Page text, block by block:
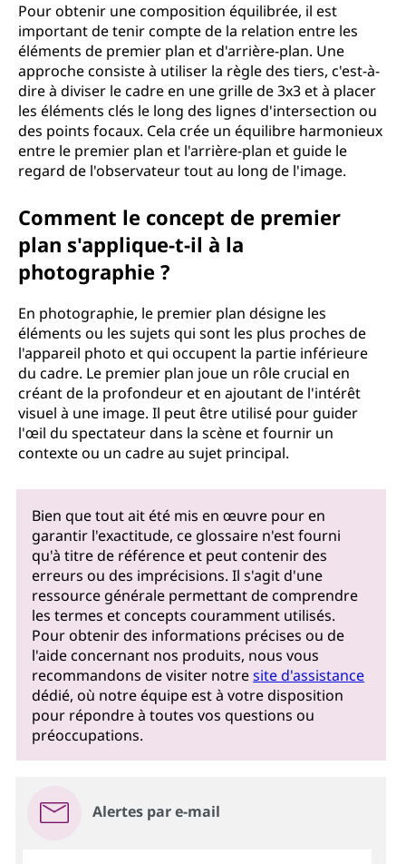
Pour obtenir une composition équilibrée, il est
important de tenir compte de la relation entre les
éléments de premier plan et d'arrière-plan. Une
approche consiste à utiliser la règle des tiers, c'est-à-
dire à diviser le cadre en une grille de 3x3 et à placer
les éléments clés le long des lignes d'intersection ou
des points focaux. Cela crée un équilibre harmonieux
entre le premier plan et l'arrière-plan et guide le
regard de l'observateur tout au long de l'image.
Comment le concept de premier
plan s'applique-t-il à la
photographie ?
En photographie, le premier plan désigne les
éléments ou les sujets qui sont les plus proches de
l'appareil photo et qui occupent la partie inférieure
du cadre. Le premier plan joue un rôle crucial en
créant de la profondeur et en ajoutant de l'intérêt
visuel à une image. Il peut être utilisé pour guider
l'œil du spectateur dans la scène et fournir un
contexte ou un cadre au sujet principal.
Bien que tout ait été mis en œuvre pour en
garantir l'exactitude, ce glossaire n'est fourni
qu'à titre de référence et peut contenir des
erreurs ou des imprécisions. Il s'agit d'une
ressource générale permettant de comprendre
les termes et concepts couramment utilisés.
Pour obtenir des informations précises ou de
l'aide concernant nos produits, nous vous
recommandons de visiter notresite d'assistance
dédié, où notre équipe est à votre disposition
pour répondre à toutes vos questions ou
préoccupations.
Alertes par e-mail